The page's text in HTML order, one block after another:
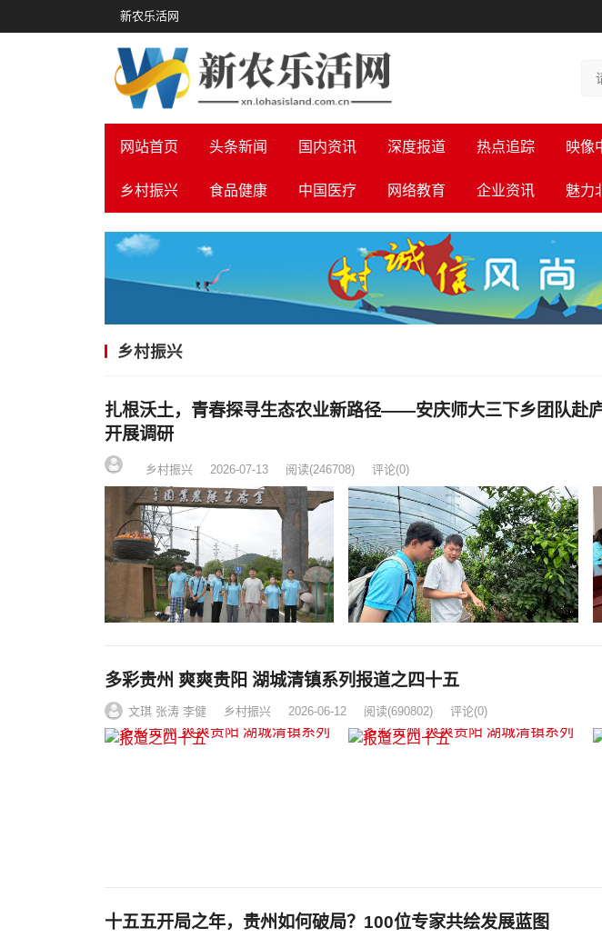
新农乐活网
网站首页 头条新闻 国内资讯 深度报道 热点追踪 映像
乡村振兴 食品健康 中国医疗 网络教育 企业资讯 魅力
乡村振兴
扎根沃土，青春探寻生态农业新路径——安庆师大三下乡团队赴
开展调研
乡村振兴 2026-07-13 阅读(246708) 评论(0)
多彩贵州 爽爽贵阳 湖城清镇系列报道之四十五
文琪 张涛 李健 乡村振兴 2026-06-12 阅读(690802) 评论(0)
十五五开局之年，贵州如何破局？100位专家共绘发展蓝图